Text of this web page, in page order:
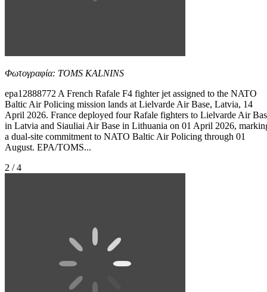
Φωτογραφία: TOMS KALNINS
epa12888772 A French Rafale F4 fighter jet assigned to the NATO
Baltic Air Policing mission lands at Lielvarde Air Base, Latvia, 14
April 2026. France deployed four Rafale fighters to Lielvarde Air
in Latvia and Siauliai Air Base in Lithuania on 01 April 2026,
a dual-site commitment to NATO Baltic Air Policing through 01
August. EPA/TOMS...
2 / 4